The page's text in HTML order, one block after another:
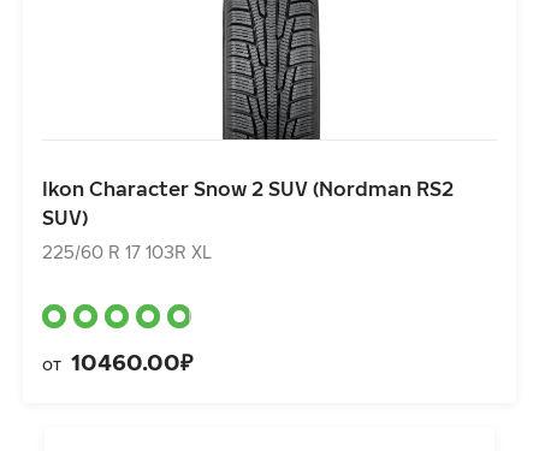
Ikon Character Snow 2 SUV (Nordman RS2
SUV)
225/60 R 17 103R XL
от 10460.00₽
Ikon Character Snow 2 SUV (Nordman RS2 SUV)
от10460.00₽